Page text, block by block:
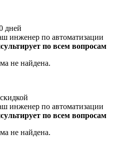
дней
инженер по автоматизации
по всем вопросам
не найдена.
инженер по автоматизации
по всем вопросам
не найдена.